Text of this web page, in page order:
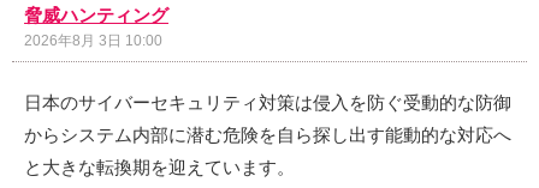
脅威ハンティング
2026年8月 3日 10:00
日本のサイバーセキュリティ対策は侵入を防ぐ受動的な防御
からシステム内部に潜む危険を自ら探し出す能動的な対応へ
と大きな転換期を迎えています。